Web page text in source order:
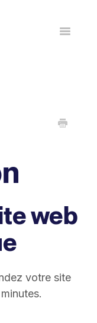
Basculer
web
votre site